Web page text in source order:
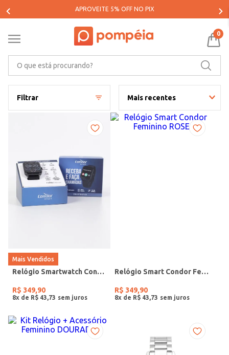
PARCELE SUAS COMPRAS EM ATÉ 5X SEM JUROS*
0
Filtrar Mais recentes
Mais Vendidos
Relógio Smartwatch Condor PRETO
R$ 349,90
8x de R$ 43 73
Relógio Smart Condor Feminino ROSE
R$ 349,90
8x de R$ 43 73